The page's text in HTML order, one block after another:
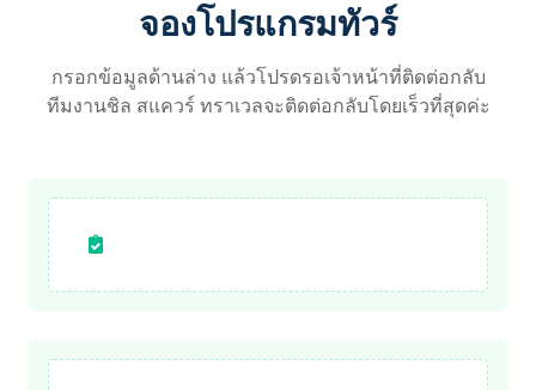
จองโปรแกรมทัวร์
กรอกข้อมูลด้านล่าง แล้วโปรดรอเจ้าหน้าที่ติดต่อกลับ
ทีมงานชิล สแควร์ ทราเวลจะติดต่อกลับโดยเร็วที่สุดค่ะ